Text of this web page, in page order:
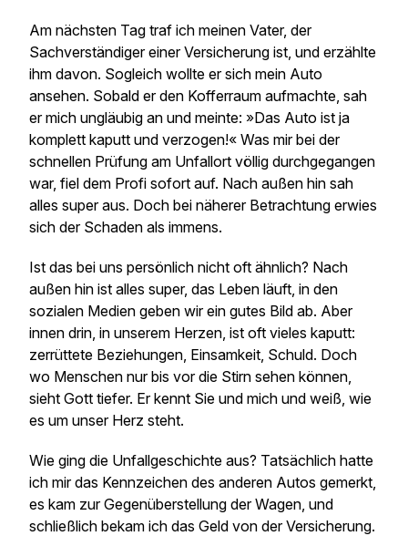
Am nächsten Tag traf ich meinen Vater, der
Sachverständiger einer Versicherung ist, und erzählte
ihm davon. Sogleich wollte er sich mein Auto
ansehen. Sobald er den Kofferraum aufmachte, sah
er mich ungläubig an und meinte: »Das Auto ist ja
komplett kaputt und verzogen!« Was mir bei der
schnellen Prüfung am Unfallort völlig durchgegangen
war, fiel dem Profi sofort auf. Nach außen hin sah
alles super aus. Doch bei näherer Betrachtung erwies
sich der Schaden als immens.
Ist das bei uns persönlich nicht oft ähnlich? Nach
außen hin ist alles super, das Leben läuft, in den
sozialen Medien geben wir ein gutes Bild ab. Aber
innen drin, in unserem Herzen, ist oft vieles kaputt:
zerrüttete Beziehungen, Einsamkeit, Schuld. Doch
wo Menschen nur bis vor die Stirn sehen können,
sieht Gott tiefer. Er kennt Sie und mich und weiß, wie
es um unser Herz steht.
Wie ging die Unfallgeschichte aus? Tatsächlich hatte
ich mir das Kennzeichen des anderen Autos gemerkt,
es kam zur Gegenüberstellung der Wagen, und
schließlich bekam ich das Geld von der Versicherung.